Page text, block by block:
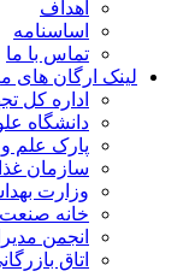
اهداف
اساسنامه
تماس با ما
لینک ارگان های
اداره کل
دانشگاه
پارک علم
سازمان
وزارت
خانه
انجمن
اتاق